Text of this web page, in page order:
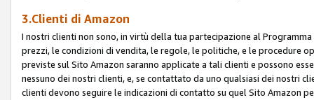
3.Clienti di Amazon
I nostri clienti non sono, in virtù della tua partecipazione al
prezzi, le condizioni di vendita, le regole, le politiche, e le procedure
previste sul Sito Amazon saranno applicate a tali clienti e possono
nessuno dei nostri clienti, e, se contattato da uno qualsiasi dei nostri
clienti devono seguire le indicazioni di contatto su quel Sito Amazon